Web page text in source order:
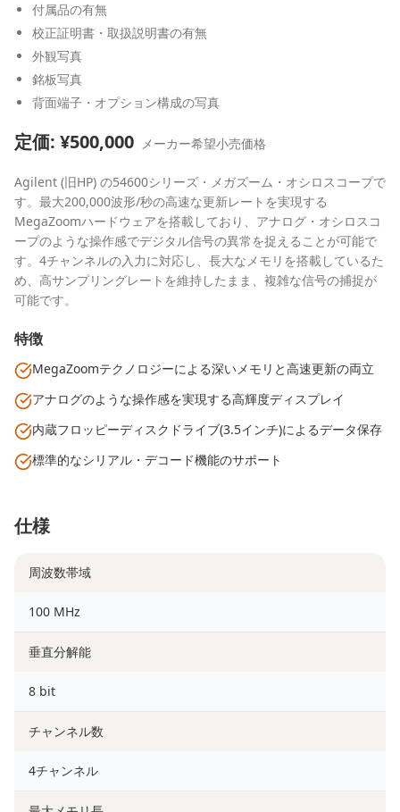
付属品の有無
校正証明書・取扱説明書の有無
外観写真
銘板写真
背面端子・オプション構成の写真
定価: ¥500,000 メーカー希望小売価格
Agilent (旧HP) の54600シリーズ・メガズーム・オシロスコープで
す。最大200,000波形/秒の高速な更新レートを実現する
MegaZoomハードウェアを搭載しており、アナログ・オシロスコ
ープのような操作感でデジタル信号の異常を捉えることが可能で
す。4チャンネルの入力に対応し、長大なメモリを搭載しているた
め、高サンプリングレートを維持したまま、複雑な信号の捕捉が
可能です。
特徴
MegaZoomテクノロジーによる深いメモリと高速更新の両立
アナログのような操作感を実現する高輝度ディスプレイ
内蔵フロッピーディスクドライブ(3.5インチ)によるデータ保存
標準的なシリアル・デコード機能のサポート
仕様
周波数帯域
100 MHz
垂直分解能
8 bit
チャンネル数
4チャンネル